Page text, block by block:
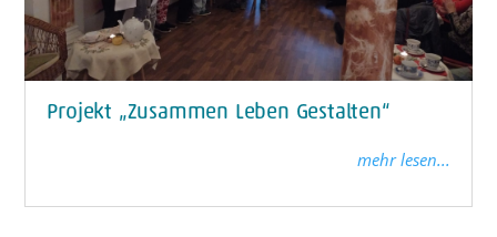
Projekt „Zusammen Leben Gestalten“
mehr lesen...